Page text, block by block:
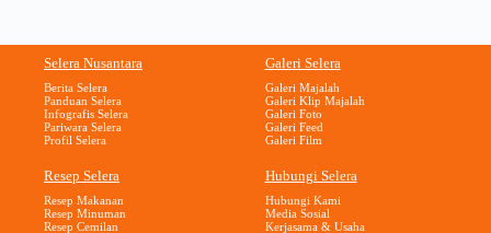
Selera Nusantara
Berita Selera
Panduan Selera
Infografis Selera
Pariwara Selera
Profil Selera
Galeri Selera
Galeri Majalah
Galeri Klip Majalah
Galeri Foto
Galeri Feed
Galeri Film
Resep Selera
Resep Makanan
Resep Minuman
Resep Cemilan
Hubungi Selera
Hubungi Kami
Media Sosial
Kerjasama & Usaha